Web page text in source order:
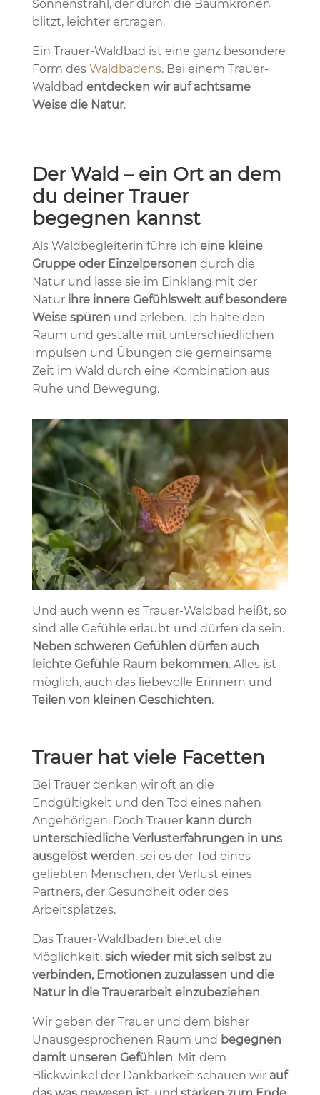
Sonnenstrahl, der durch die Baumkronen
blitzt, leichter ertragen.
Ein Trauer-Waldbad ist eine ganz besondere
Form des Waldbadens. Bei einem Trauer-
Waldbad entdecken wir auf achtsame
Weise die Natur.
Der Wald – ein Ort an dem
du deiner Trauer
begegnen kannst
Als Waldbegleiterin führe ich eine kleine
Gruppe oder Einzelpersonen durch die
Natur und lasse sie im Einklang mit der
Natur ihre innere Gefühlswelt auf besondere
Weise spüren und erleben. Ich halte den
Raum und gestalte mit unterschiedlichen
Impulsen und Übungen die gemeinsame
Zeit im Wald durch eine Kombination aus
Ruhe und Bewegung.
Und auch wenn es Trauer-Waldbad heißt, so
sind alle Gefühle erlaubt und dürfen da sein.
Neben schweren Gefühlen dürfen auch
leichte Gefühle Raum bekommen. Alles ist
möglich, auch das liebevolle Erinnern und
Teilen von kleinen Geschichten.
Trauer hat viele Facetten
Bei Trauer denken wir oft an die
Endgültigkeit und den Tod eines nahen
Angehörigen. Doch Trauer kann durch
unterschiedliche Verlusterfahrungen in uns
ausgelöst werden, sei es der Tod eines
geliebten Menschen, der Verlust eines
Partners, der Gesundheit oder des
Arbeitsplatzes.
Das Trauer-Waldbaden bietet die
Möglichkeit, sich wieder mit sich selbst zu
verbinden, Emotionen zuzulassen und die
Natur in die Trauerarbeit einzubeziehen.
Wir geben der Trauer und dem bisher
Unausgesprochenen Raum und begegnen
damit unseren Gefühlen. Mit dem
Blickwinkel der Dankbarkeit schauen wir auf